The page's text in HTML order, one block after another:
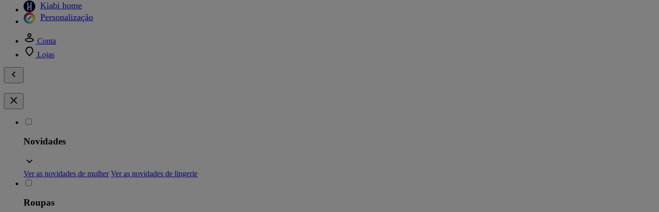
Kiabi home
Personalização
Conta
Lojas
Novidades
Ver as novidades de mulher Ver as novidades de lingerie
Roupas